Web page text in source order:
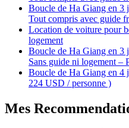
Boucle de Ha Giang en 3
Tout compris avec guide
Location de voiture pour
logement
Boucle de Ha Giang en 3
Sans guide ni logement –
Boucle de Ha Giang en 4
224 USD / personne )
Mes